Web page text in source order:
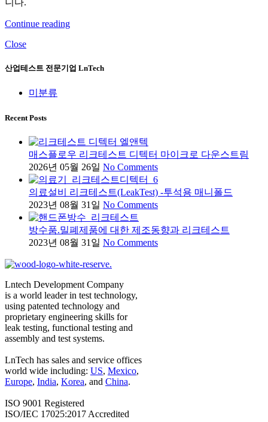
니다.
Continue reading
Close
산업테스트 전문기업 LnTech
미분류
Recent Posts
매스플로우 리크테스트 디텍터 마이크로 다운스트림
2026년 05월 26일 No Comments
의료설비 리크테스트(LeakTest) -투석용 매니폴드
2023년 08월 31일 No Comments
방수품.밀폐제품에 대한 제조동향과 리크테스트
2023년 08월 31일 No Comments
Lntech Development Company
is a world leader in test technology,
using patented technology and
proprietary engineering skills for
leak testing, functional testing and
assembly and test systems.
LnTech has sales and service offices
world wide including: US, Mexico,
Europe, India, Korea, and China.
ISO 9001 Registered
ISO/IEC 17025:2017 Accredited